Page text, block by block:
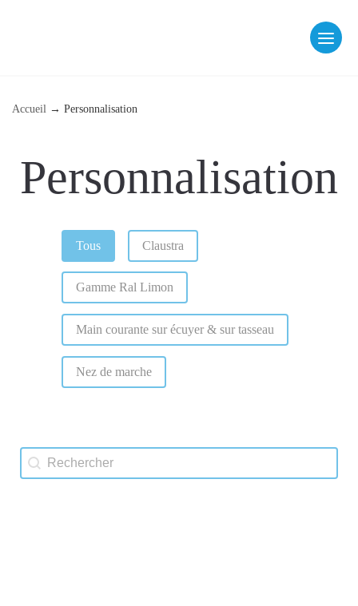
Accueil → Personnalisation
Personnalisation
Catégorie (Personnalisation)
Tous Claustra
Gamme Ral Limon
Main courante sur écuyer & sur tasseau
Nez de marche
Rechercher
Rechercher